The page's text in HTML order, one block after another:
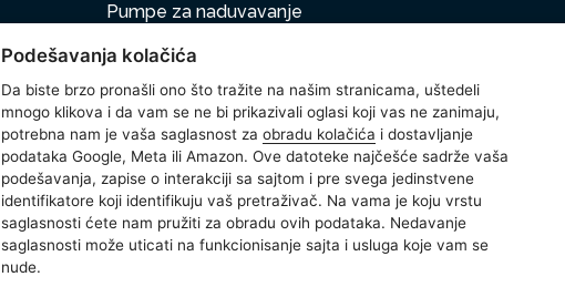
Pumpe za naduvavanje
Nameštaj na naduvavanje
Kućni ljubimci
Dodatna oprema
Wetset
Podešavanja kolačića
Da biste brzo pronašli ono što tražite na našim stranicama, uštedeli
mnogo klikova i da vam se ne bi prikazivali oglasi koji vas ne zanimaju,
potrebna nam je vaša saglasnost za obradu kolačića i dostavljanje
podataka Google, Meta ili Amazon. Ove datoteke najčešće sadrže vaša
podešavanja, zapise o interakciji sa sajtom i pre svega jedinstvene
identifikatore koji identifikuju vaš pretraživač. Na vama je koju vrstu
saglasnosti ćete nam pružiti za obradu ovih podataka. Nedavanje
saglasnosti može uticati na funkcionisanje sajta i usluga koje vam se
nude.